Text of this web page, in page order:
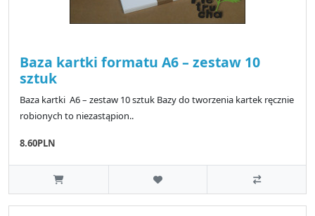
Baza kartki formatu A6 – zestaw 10
sztuk
Baza kartki A6 – zestaw 10 sztuk Bazy do tworzenia kartek ręcznie
robionych to niezastąpion..
8.60PLN